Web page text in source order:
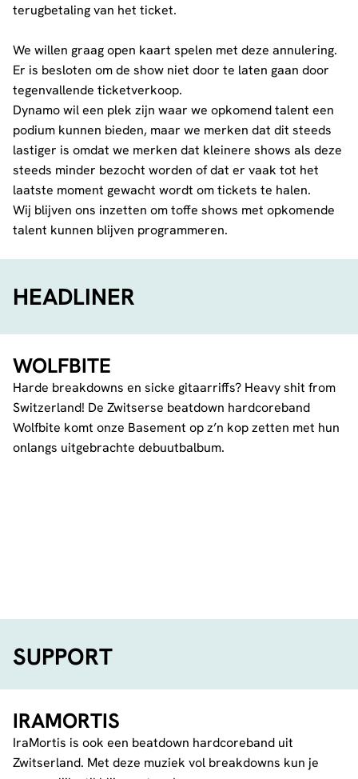
terugbetaling van het ticket.
We willen graag open kaart spelen met deze annulering.
Er is besloten om de show niet door te laten gaan door
tegenvallende ticketverkoop.
Dynamo wil een plek zijn waar we opkomend talent een
podium kunnen bieden, maar we merken dat dit steeds
lastiger is omdat we merken dat kleinere shows als deze
steeds minder bezocht worden of dat er vaak tot het
laatste moment gewacht wordt om tickets te halen.
Wij blijven ons inzetten om toffe shows met opkomende
talent kunnen blijven programmeren.
HEADLINER
WOLFBITE
Harde breakdowns en sicke gitaarriffs? Heavy shit from
Switzerland! De Zwitserse beatdown hardcoreband
Wolfbite komt onze Basement op z’n kop zetten met hun
onlangs uitgebrachte debuutbalbum.
SUPPORT
IRAMORTIS
IraMortis is ook een beatdown hardcoreband uit
Zwitserland. Met deze muziek vol breakdowns kun je